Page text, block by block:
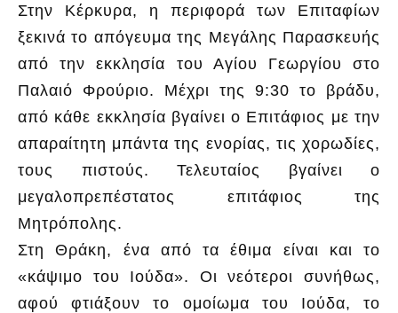
Στην Κέρκυρα, η περιφορά των Επιταφίων
ξεκινά το απόγευμα της Μεγάλης Παρασκευής
από την εκκλησία του Αγίου Γεωργίου στο
Παλαιό Φρούριο. Μέχρι της 9:30 το βράδυ,
από κάθε εκκλησία βγαίνει ο Επιτάφιος με την
απαραίτητη μπάντα της ενορίας, τις χορωδίες,
τους πιστούς. Τελευταίος βγαίνει ο
μεγαλοπρεπέστατος επιτάφιος της
Μητρόπολης.
Στη Θράκη, ένα από τα έθιμα είναι και το
«κάψιμο του Ιούδα». Οι νεότεροι συνήθως,
αφού φτιάξουν το ομοίωμα του Ιούδα, το